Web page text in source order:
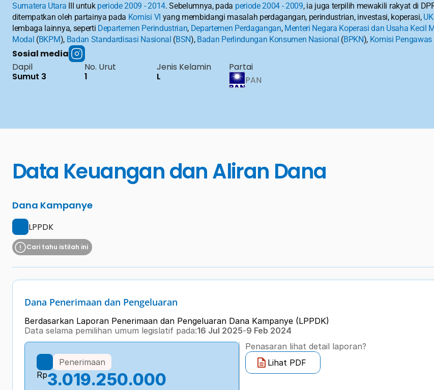
Sumatera Utara III untuk periode 2009 - 2014. Sebelumnya, pada periode 2004 - 2009, ia juga terpilih mewakili rakyat di
ditempatkan oleh partainya pada Komisi VI yang membidangi masalah perdagangan, perindustrian, investasi, koperasi,
lembaga lainnya, seperti Departemen Perindustrian, Departemen Perdagangan, Menteri Negara Koperasi dan Usaha Kecil
Modal (BKPM), Badan Standardisasi Nasional (BSN), Badan Perlindungan Konsumen Nasional (BPKN), Komisi
Sosial media
Dapil
Sumut 3
No. Urut
1
Jenis Kelamin
L
Partai
PAN
Data Keuangan dan Aliran Dana
Dana Kampanye
LPPDK
Cari tahu istilah ini
Dana Penerimaan dan Pengeluaran
Berdasarkan Laporan Penerimaan dan Pengeluaran Dana Kampanye (LPPDK)
Data selama pemilihan umum legislatif pada:16 Jul 2025-9 Feb 2024
Penerimaan
Rp3.019.250.000
Penasaran lihat detail laporan?
Lihat PDF